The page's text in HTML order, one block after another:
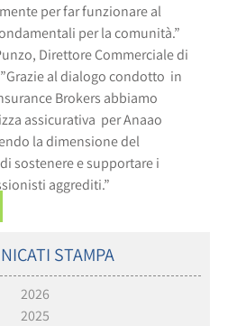
per far funzionare al
per la comunità.”
Direttore Commerciale di
al dialogo condotto in
Brokers abbiamo
assicurativa per Anaao
la dimensione del
sostenere e supportare i
aggrediti.”
STAMPA
2026
2025